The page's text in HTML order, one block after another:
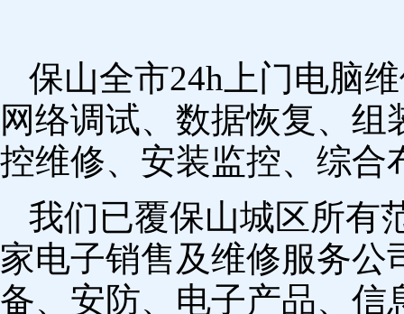
保山全市24h上门电脑
网络调试、数据恢复、
控维修、安装监控、综合
我们已覆保山城区所有
家电子销售及维修服务公
备、安防、电子产品、信